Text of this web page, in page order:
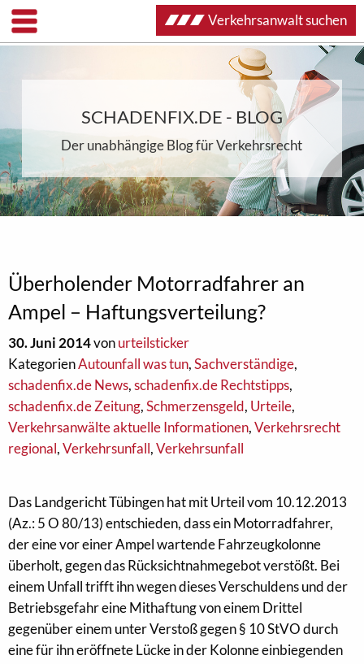
SCHADENFIX.DE - BLOG
Der unabhängige Blog für Verkehrsrecht
Überholender Motorradfahrer an
Ampel – Haftungsverteilung?
30. Juni 2014vonurteilsticker
KategorienAutounfall was tun,Sachverständige,
schadenfix.de News,schadenfix.de Rechtstipps,
schadenfix.de Zeitung,Schmerzensgeld, Urteile,
Verkehrsanwälte aktuelle Informationen,Verkehrsrecht
regional,Verkehrsunfall,Verkehrsunfall
Das Landgericht Tübingen hat mit Urteil vom 10.12.2013
(Az.: 5 O 80/13) entschieden, dass ein Motorradfahrer,
der eine vor einer Ampel wartende Fahrzeugkolonne
überholt, gegen das Rücksichtnahmegebot verstößt. Bei
einem Unfall trifft ihn wegen dieses Verschuldens und der
Betriebsgefahr eine Mithaftung von einem Drittel
gegenüber einem unter Verstoß gegen § 10 StVO durch
eine für ihn eröffnete Lücke in der Kolonne einbiegenden
Verkehrsanwalt suchen